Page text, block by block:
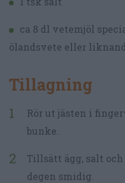
ca 8 dl vetemjöl
ölandsvete eller
Tillagning
Rör ut jästen i
bunke.
Tillsätt ägg, salt
degen smidig.